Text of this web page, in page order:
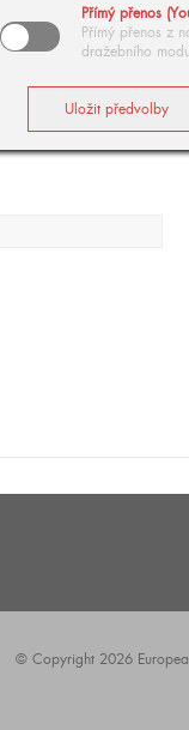
Přímý přenos
Přímý přenos z
dražebního
© Copyright 2026